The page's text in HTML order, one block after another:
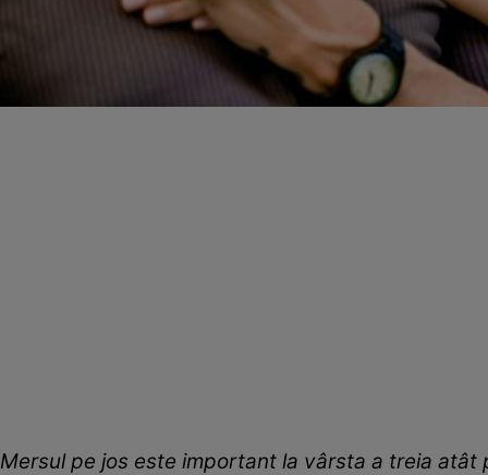
Mersul pe jos este important la vârsta a treia